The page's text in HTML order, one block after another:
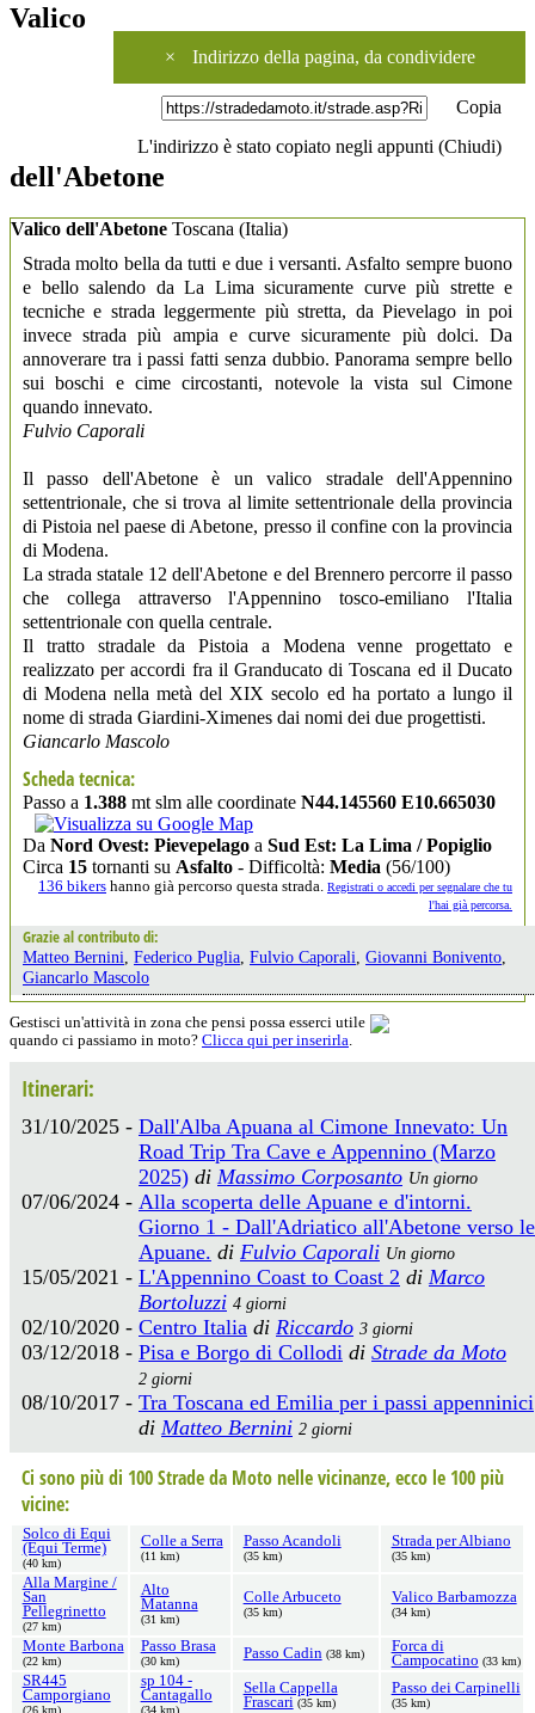
× Indirizzo della pagina, da condividere
Copia
L'indirizzo è stato copiato negli appunti (Chiudi)
Valico
dell'Abetone
Valico dell'Abetone Toscana (Italia)
Strada molto bella da tutti e due i versanti. Asfalto sempre buono
e bello salendo da La Lima sicuramente curve più strette e
tecniche e strada leggermente più stretta, da Pievelago in poi
invece strada più ampia e curve sicuramente più dolci. Da
annoverare tra i passi fatti senza dubbio. Panorama sempre bello
sui boschi e cime circostanti, notevole la vista sul Cimone
quando innevato.
Fulvio Caporali
Il passo dell'Abetone è un valico stradale dell'Appennino
settentrionale, che si trova al limite settentrionale della provincia
di Pistoia nel paese di Abetone, presso il confine con la provincia
di Modena.
La strada statale 12 dell'Abetone e del Brennero percorre il passo
che collega attraverso l'Appennino tosco-emiliano l'Italia
settentrionale con quella centrale.
Il tratto stradale da Pistoia a Modena venne progettato e
realizzato per accordi fra il Granducato di Toscana ed il Ducato
di Modena nella metà del XIX secolo ed ha portato a lungo il
nome di strada Giardini-Ximenes dai nomi dei due progettisti.
Giancarlo Mascolo
Scheda tecnica:
Passo a 1.388 mt slm alle coordinate N44.145560 E10.665030
Da Nord Ovest: Pievepelago a Sud Est: La Lima / Popiglio
Circa 15 tornanti su Asfalto - Difficoltà: Media (56/100)
136 bikers hanno già percorso questa strada. Registrati o accedi per segnalare che tu
l'hai già percorsa.
Grazie al contributo di:
Matteo Bernini Federico Puglia Fulvio Caporali Giovanni Bonivento
Giancarlo Mascolo
Gestisci un'attività in zona che pensi possa esserci utile
quando ci passiamo in moto? Clicca qui per inserirla.
Itinerari:
31/10/2025 - Dall'Alba Apuana al Cimone Innevato: Un
Road Trip Tra Cave e Appennino (Marzo
2025) di Massimo Corposanto Un giorno
07/06/2024 - Alla scoperta delle Apuane e d'intorni.
Giorno 1 - Dall'Adriatico all'Abetone verso le
Apuane. di Fulvio Caporali Un giorno
15/05/2021 - L'Appennino Coast to Coast 2 di Marco
Bortoluzzi 4 giorni
02/10/2020 - Centro Italia di Riccardo 3 giorni
03/12/2018 - Pisa e Borgo di Collodi di Strade da Moto
2 giorni
08/10/2017 - Tra Toscana ed Emilia per i passi appenninici
di Matteo Bernini 2 giorni
Ci sono più di 100 Strade da Moto nelle vicinanze, ecco le 100 più
vicine:
Solco di Equi
(Equi Terme)
(40 km)
Colle a Serra
(11 km)
Passo Acandoli
(35 km)
Strada per Albiano
(35 km)
Alla Margine /
San
Pellegrinetto
(27 km)
Alto
Matanna
(31 km)
Colle Arbuceto
(35 km)
Valico Barbamozza
(34 km)
Monte Barbona
(22 km)
Passo Brasa
(30 km) Passo Cadin (38 km)
Forca di
Campocatino (33 km)
SR445
Camporgiano
(26 km)
sp 104 -
Cantagallo
(34 km)
Sella Cappella
Frascari (35 km)
Passo dei Carpinelli
(35 km)